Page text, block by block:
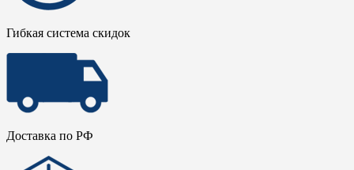
Гибкая система скидок
Доставка по РФ